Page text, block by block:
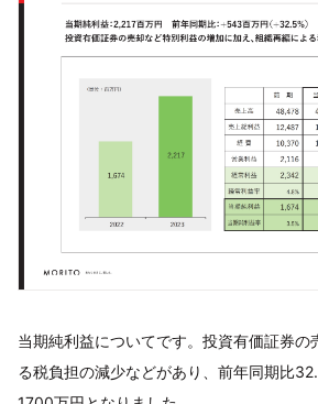
当期純利益についてです。投資有価証券の
る税負担の減少などがあり、前年同期比